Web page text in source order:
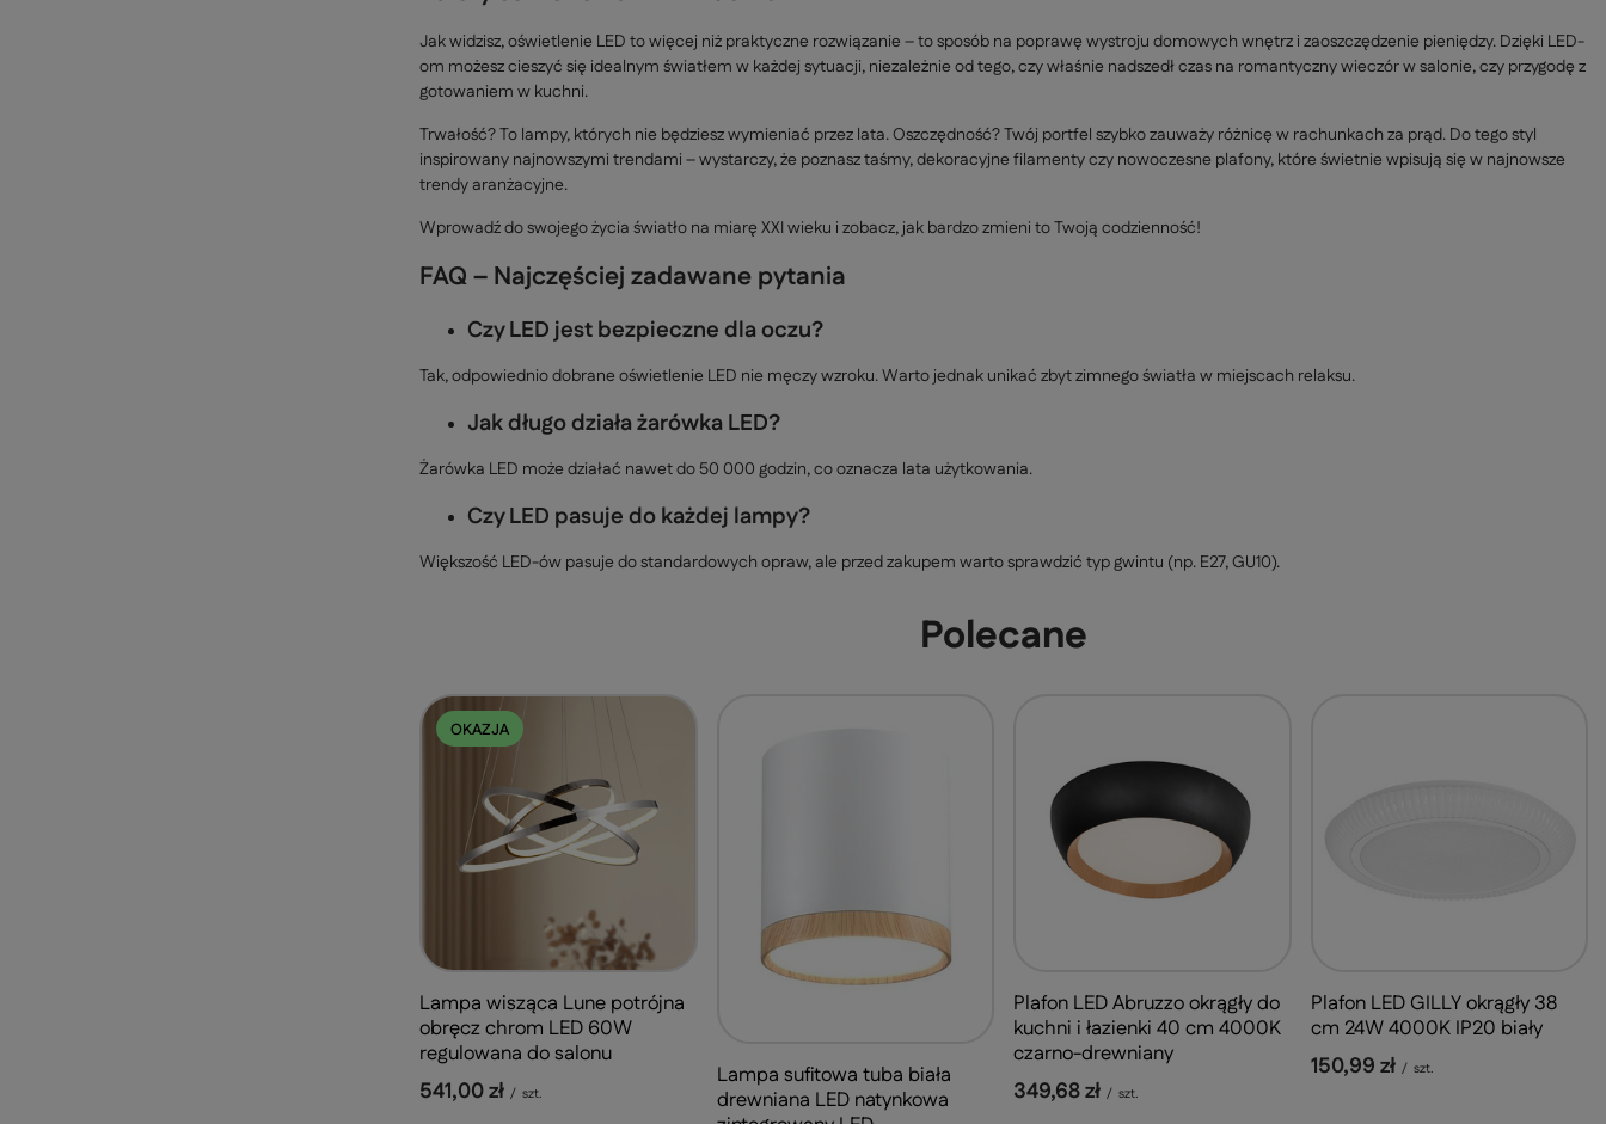
Jak widzisz, oświetlenie LED to więcej niż praktyczne rozwiązanie – to sposób na poprawę wystroju domowych wnętrz i zaoszczędzenie pieniędzy. Dzięki LED-
om możesz cieszyć się idealnym światłem w każdej sytuacji, niezależnie od tego, czy właśnie nadszedł czas na romantyczny wieczór w salonie, czy przygodę z
gotowaniem w kuchni.
Trwałość? To lampy, których nie będziesz wymieniać przez lata. Oszczędność? Twój portfel szybko zauważy różnicę w rachunkach za prąd. Do tego styl
inspirowany najnowszymi trendami – wystarczy, że poznasz taśmy, dekoracyjne filamenty czy nowoczesne plafony, które świetnie wpisują się w najnowsze
trendy aranżacyjne.
Wprowadź do swojego życia światło na miarę XXI wieku i zobacz, jak bardzo zmieni to Twoją codzienność!
FAQ – Najczęściej zadawane pytania
Czy LED jest bezpieczne dla oczu?
Tak, odpowiednio dobrane oświetlenie LED nie męczy wzroku. Warto jednak unikać zbyt zimnego światła w miejscach relaksu.
Jak długo działa żarówka LED?
Żarówka LED może działać nawet do 50 000 godzin, co oznacza lata użytkowania.
Czy LED pasuje do każdej lampy?
Większość LED-ów pasuje do standardowych opraw, ale przed zakupem warto sprawdzić typ gwintu (np. E27, GU10).
Polecane
OKAZJA
Lampa wisząca Lune potrójna
obręcz chrom LED 60W
regulowana do salonu
541,00 zł / szt.
Lampa sufitowa tuba biała
drewniana LED natynkowa
Plafon LED Abruzzo okrągły do
kuchni i łazienki 40 cm 4000K
czarno-drewniany
349,68 zł / szt.
Plafon LED GILLY okrągły 38
cm 24W 4000K IP20 biały
150,99 zł / szt.